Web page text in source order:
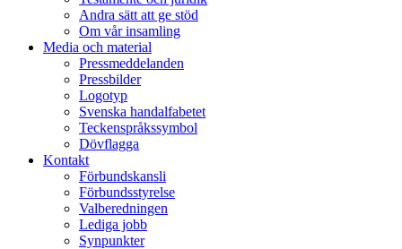
Andra sätt att ge stöd
Om vår insamling
Media och material
Pressmeddelanden
Pressbilder
Logotyp
Svenska handalfabetet
Teckenspråkssymbol
Dövflagga
Kontakt
Förbundskansli
Förbundsstyrelse
Valberedningen
Lediga jobb
Synpunkter